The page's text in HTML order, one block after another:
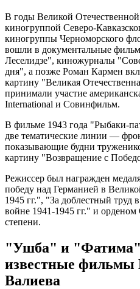
В годы Великой
киногруппой Северо-
киногруппы Черноморского
вошли в документальные
Леселидзе", киножурналы
дня", а позже Роман Кармен
картину "Великая
принимали участие
International и Совинфильм.
В фильме 1943 года "Рыбаки-
две тематические линии —
показывающие будни
картину "Возвращение с
Режиссер был награжден
победу над Германией в
1945 гг.", "За доблестный труд
войне 1941-1945 гг." и
степени.
"Ушба" и
известные фильмы
Валиева